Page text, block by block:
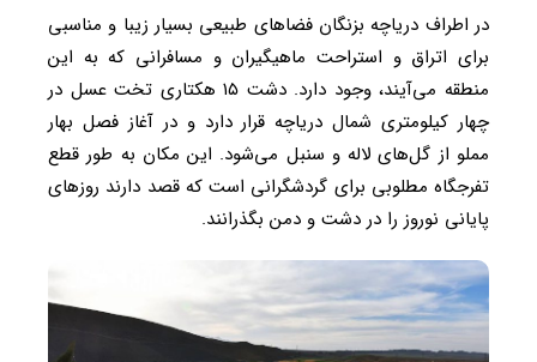
در اطراف دریاچه بزنگان فضاهای طبیعی بسیار زیبا و مناسبی
برای اتراق و استراحت ماهیگیران و مسافرانی که به این
منطقه می‌آیند، وجود دارد. دشت ۱۵ هکتاری تخت عسل در
چهار کیلومتری شمال دریاچه قرار دارد و در آغاز فصل بهار
مملو از گل‌های لاله و سنبل می‌شود. این مکان به‌ طور قطع
تفرجگاه مطلوبی برای گردشگرانی است که قصد دارند روزهای
پایانی نوروز را در دشت و دمن بگذرانند.